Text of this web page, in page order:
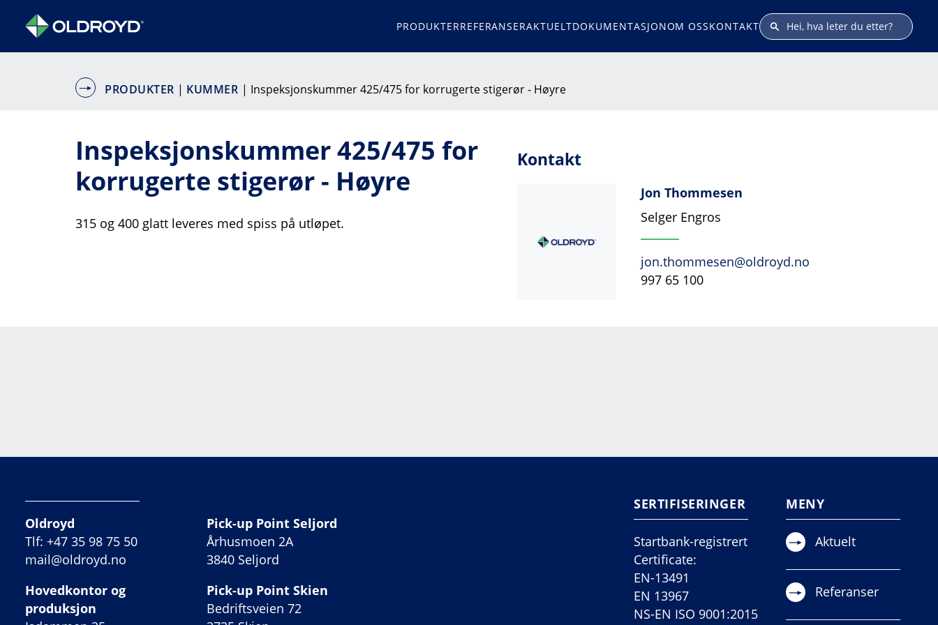
PRODUKTERREFERANSERAKTUELTDOKUMENTASJONOM OSSKONTAKT
PRODUKTER | KUMMER | Inspeksjonskummer 425/475 for korrugerte stigerør - Høyre
Inspeksjonskummer 425/475 for
korrugerte stigerør - Høyre
315 og 400 glatt leveres med spiss på utløpet.
Kontakt
Jon Thommesen
Selger Engros
jon.thommesen@oldroyd.no
997 65 100
Oldroyd
Tlf: +47 35 98 75 50
mail@oldroyd.no
Hovedkontor og
produksjon
Pick-up Point Seljord
Århusmoen 2A
3840 Seljord
Pick-up Point Skien
Bedriftsveien 72
SERTIFISERINGER
Startbank-registrert
Certificate:
EN-13491
EN 13967
NS-EN ISO 9001:2015
MENY
Aktuelt
Referanser